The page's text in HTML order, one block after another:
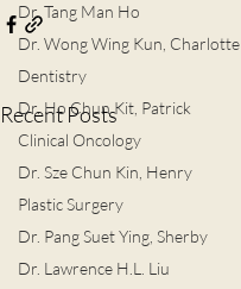
Dr. Tang Man Ho
Dr. Wong Wing Kun, Charlotte
Dentistry
Dr. Ho Chun Kit, Patrick
Clinical Oncology
Dr. Sze Chun Kin, Henry
Plastic Surgery
Dr. Pang Suet Ying, Sherby
Dr. Lawrence H.L. Liu
Recent Posts